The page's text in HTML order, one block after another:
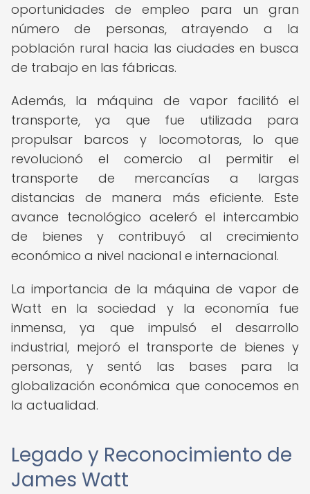
oportunidades de empleo para un gran
número de personas, atrayendo a la
población rural hacia las ciudades en busca
de trabajo en las fábricas.
Además, la máquina de vapor facilitó el
transporte, ya que fue utilizada para
propulsar barcos y locomotoras, lo que
revolucionó el comercio al permitir el
transporte de mercancías a largas
distancias de manera más eficiente. Este
avance tecnológico aceleró el intercambio
de bienes y contribuyó al crecimiento
económico a nivel nacional e internacional.
La importancia de la máquina de vapor de
Watt en la sociedad y la economía fue
inmensa, ya que impulsó el desarrollo
industrial, mejoró el transporte de bienes y
personas, y sentó las bases para la
globalización económica que conocemos en
la actualidad.
Legado y Reconocimiento de
James Watt